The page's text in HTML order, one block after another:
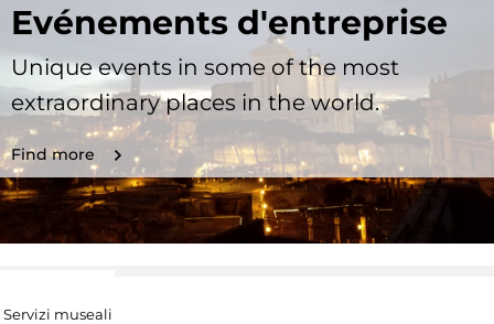
Evénements d'entreprise
Unique events in some of the most
extraordinary places in the world.
Find more
Servizi museali